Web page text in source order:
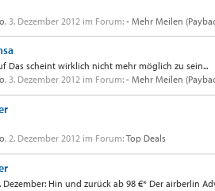
, 3. Dezember 2012 im Forum: - Mehr Meilen
Das scheint wirklich nicht mehr möglich zu sein...
, 3. Dezember 2012 im Forum: - Mehr Meilen
, 2. Dezember 2012 im Forum: Top Deals
Dezember: Hin und zurück ab 98 €* Der airberlin